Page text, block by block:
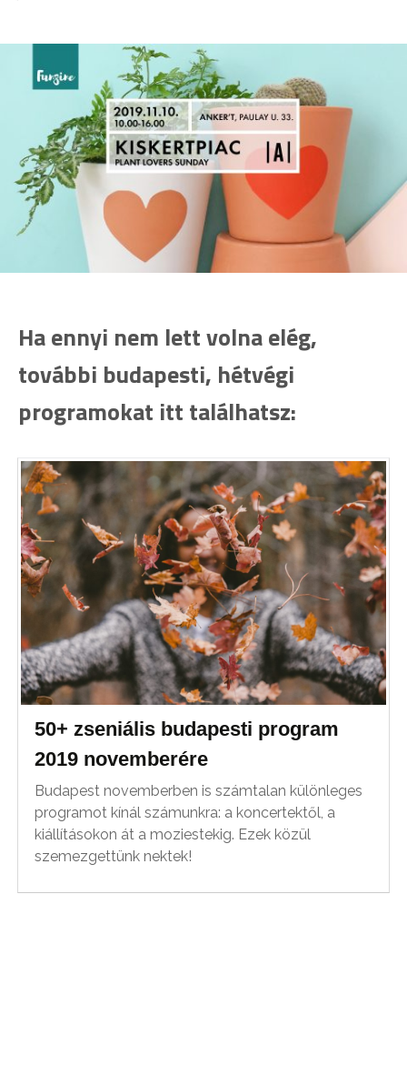
Ha ennyi nem lett volna elég,
további budapesti, hétvégi
programokat itt találhatsz:
50+ zseniális budapesti program
2019 novemberére
Budapest novemberben is számtalan különleges
programot kínál számunkra: a koncertektől, a
kiállításokon át a moziestekig. Ezek közül
szemezgettünk nektek!